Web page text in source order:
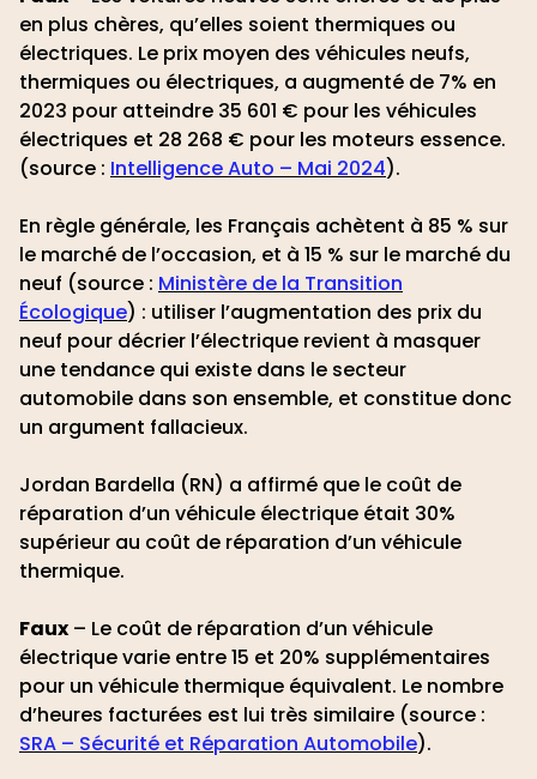
en plus chères, qu’elles soient thermiques ou
électriques. Le prix moyen des véhicules neufs,
thermiques ou électriques, a augmenté de 7% en
2023 pour atteindre 35 601 € pour les véhicules
électriques et 28 268 € pour les moteurs essence.
(source : Intelligence Auto – Mai 2024).
En règle générale, les Français achètent à 85 % sur
le marché de l’occasion, et à 15 % sur le marché du
neuf (source : Ministère de la Transition
Écologique) : utiliser l’augmentation des prix du
neuf pour décrier l’électrique revient à masquer
une tendance qui existe dans le secteur
automobile dans son ensemble, et constitue donc
un argument fallacieux.
Jordan Bardella (RN) a affirmé que le coût de
réparation d’un véhicule électrique était 30%
supérieur au coût de réparation d’un véhicule
thermique.
Faux – Le coût de réparation d’un véhicule
électrique varie entre 15 et 20% supplémentaires
pour un véhicule thermique équivalent. Le nombre
d’heures facturées est lui très similaire (source :
SRA – Sécurité et Réparation Automobile).